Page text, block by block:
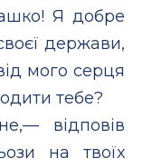
Я добре
держави,
мого серця
тебе?
відповів
на твоїх